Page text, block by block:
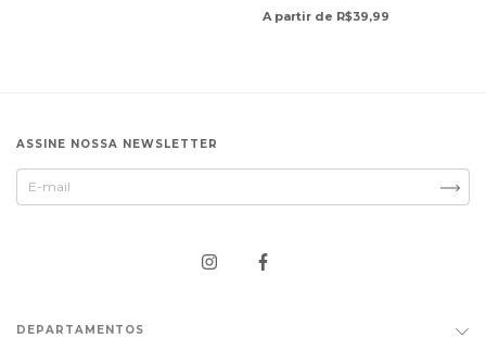
A partir de R$39,99
ASSINE NOSSA NEWSLETTER
DEPARTAMENTOS